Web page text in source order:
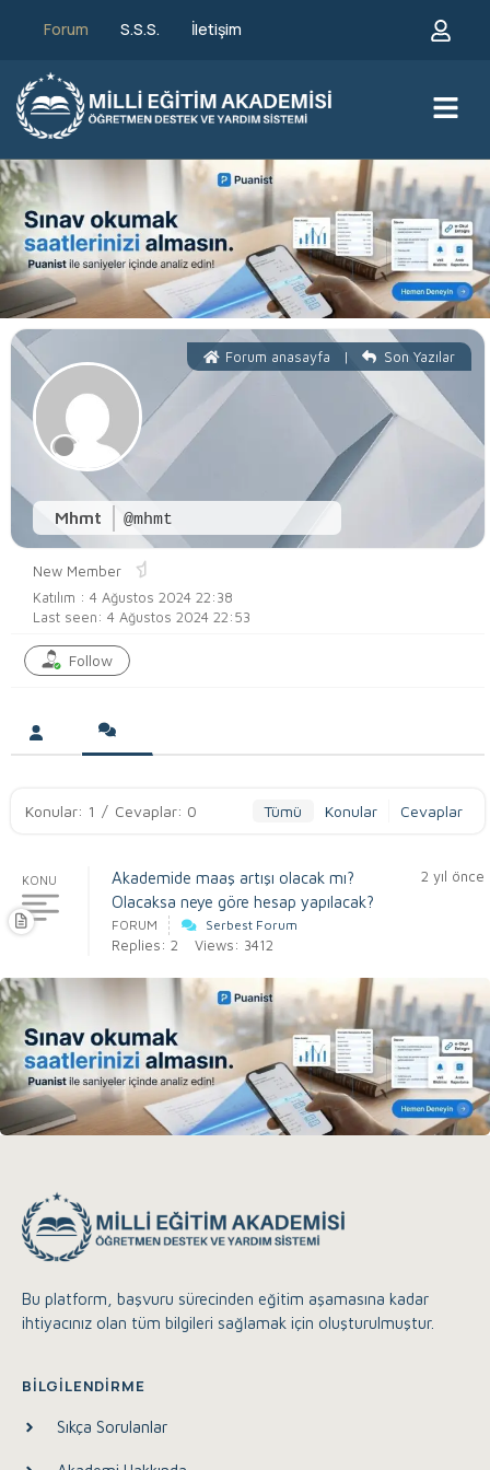
Forum S.S.S. İletişim
Mhmt @mhmt
Forum anasayfa | Son Yazılar
New Member
Katılım : 4 Ağustos 2024 22:38
Last seen: 4 Ağustos 2024 22:53
Follow
Konular: 1 / Cevaplar: 0 Tümü Konular Cevaplar
KONU
Akademide maaş artışı olacak mı?
Olacaksa neye göre hesap yapılacak?
2 yıl önce
FORUM Serbest Forum
Replies: 2 Views: 3412
Bu platform, başvuru sürecinden eğitim aşamasına kadar
ihtiyacınız olan tüm bilgileri sağlamak için oluşturulmuştur.
BILGILENDIRME
Sıkça Sorulanlar
Çevrimiçi